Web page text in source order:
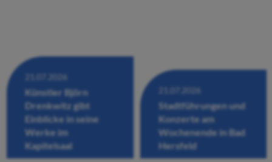
21.07.2026
Künstler Björn
Drenkwitz gibt
Einblicke in seine
Werke im
Kapitelsaal
21.07.2026
Stadtführungen und
Konzerte am
Wochenende in Bad
Hersfeld